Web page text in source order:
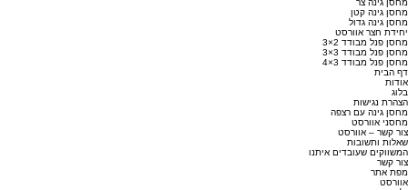
מחסן גינה צר
מחסן גינה קטן
מחסן גינה גדול
יחידת חצר אוורסט
מחסן פנל מבודד 2×3
מחסן פנל מבודד 3×3
מחסן פנל מבודד 3×4
דף הבית
אודות
בלוג
הצהרת נגישות
מחסן גינה עם רצפה
מחסני אוורסט
צור קשר – אוורסט
שאלות ותשובות
המשווקים שעובדים איתנו
צור קשר
מפת אתר
אוורסט